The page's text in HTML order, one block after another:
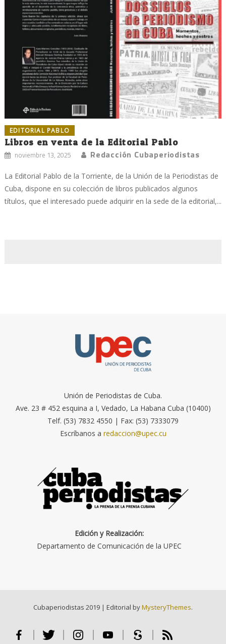
EDITORIAL PABLO
Libros en venta de la Editorial Pablo
noviembre 13, 2025 Redacción Cubaperiodistas
La Editorial Pablo de la Torriente, de la Unión de la Periodistas de
Cuba, dispone en su colección de libros publicados algunos
títulos, que el interesado puede adquirir en la sede de la editorial,...
Unión de Periodistas de Cuba.
Ave. 23 # 452 esquina a I, Vedado, La Habana Cuba (10400)
Telf. (53) 7832 4550 | Fax: (53) 7333079
Escríbanos a redaccion@upec.cu
Edición y Realización:
Departamento de Comunicación de la UPEC
Cubaperiodistas 2019 | Editorial byMysteryThemes.